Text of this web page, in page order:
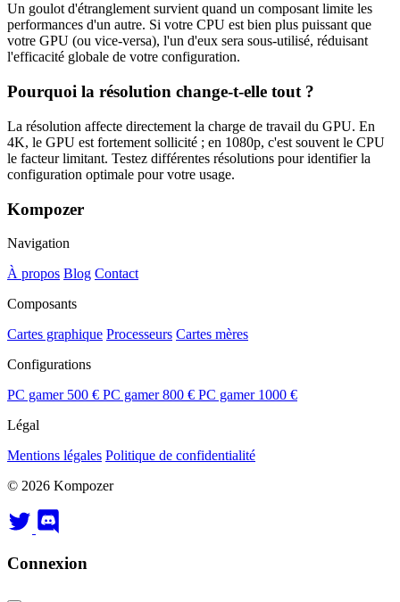
Un goulot d'étranglement survient quand un composant limite les
performances d'un autre. Si votre CPU est bien plus puissant que
votre GPU (ou vice-versa), l'un d'eux sera sous-utilisé, réduisant
l'efficacité globale de votre configuration.
Pourquoi la résolution change-t-elle tout ?
La résolution affecte directement la charge de travail du GPU. En
4K, le GPU est fortement sollicité ; en 1080p, c'est souvent le CPU
le facteur limitant. Testez différentes résolutions pour identifier la
configuration optimale pour votre usage.
Kompozer
Navigation
À propos Blog Contact
Composants
Cartes graphique Processeurs Cartes mères
Configurations
PC gamer 500 € PC gamer 800 € PC gamer 1000 €
Légal
Mentions légales Politique de confidentialité
© 2026 Kompozer
Connexion